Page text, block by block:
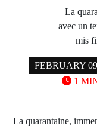
La
avec un
mis
FEBRUARY
1
La quarantaine,